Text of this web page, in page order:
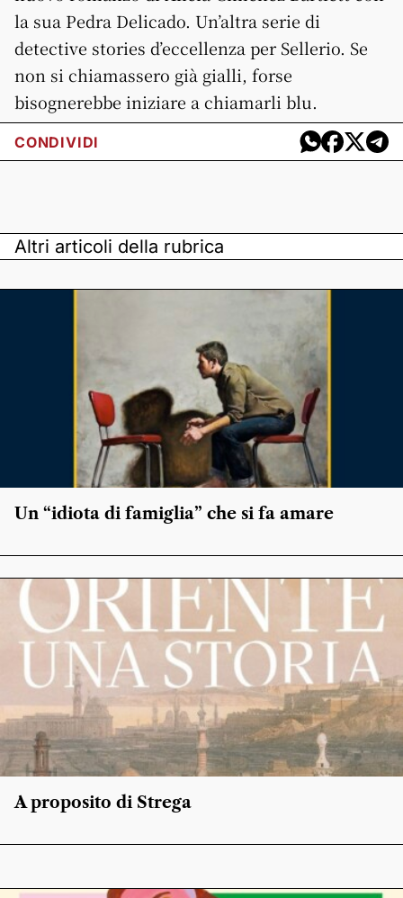
la sua Pedra Delicado. Un’altra serie di
detective stories d’eccellenza per Sellerio. Se
non si chiamassero già gialli, forse
bisognerebbe iniziare a chiamarli blu.
CONDIVIDI
Altri articoli della rubrica
Un “idiota di famiglia” che si fa amare
A proposito di Strega